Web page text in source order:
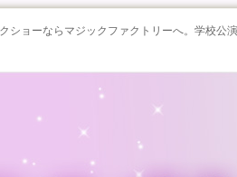
ショーならマジックファクトリーへ。学校